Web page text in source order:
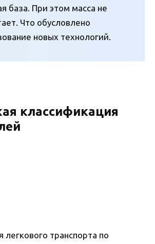
база. При этом масса не
Что обусловлено
новых технологий.
классификация
транспорта по